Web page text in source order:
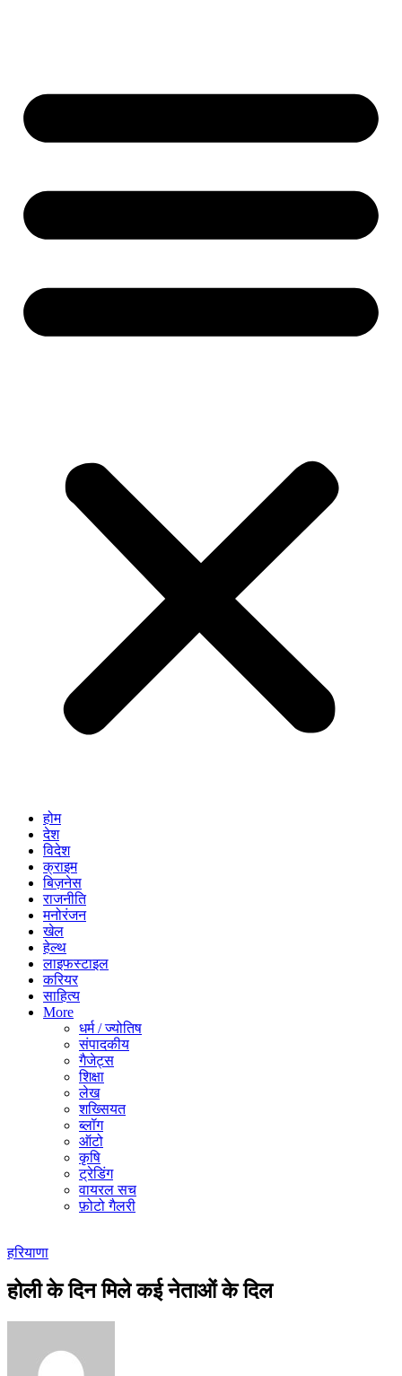
होम
देश
विदेश
क्राइम
बिज़नेस
राजनीति
मनोरंजन
खेल
हेल्थ
लाइफस्टाइल
करियर
साहित्य
More
धर्म / ज्योतिष
संपादकीय
गैजेट्स
शिक्षा
लेख
शख्सियत
ब्लॉग
ऑटो
कृषि
ट्रेडिंग
वायरल सच
फ़ोटो गैलरी
हरियाणा
होली के दिन मिले कई नेताओं के दिल